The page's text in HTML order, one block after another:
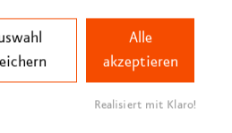
Alle
akzeptieren
Realisiert mit Klaro!